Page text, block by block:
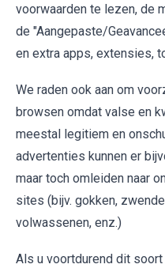
voorwaarden te lezen, de
de "Aangepaste/
en extra apps, extensies,
We raden ook aan om
browsen omdat valse en
meestal legitiem en
advertenties kunnen er
maar toch omleiden naar
sites (bijv. gokken,
volwassenen, enz.)
Als u voortdurend dit